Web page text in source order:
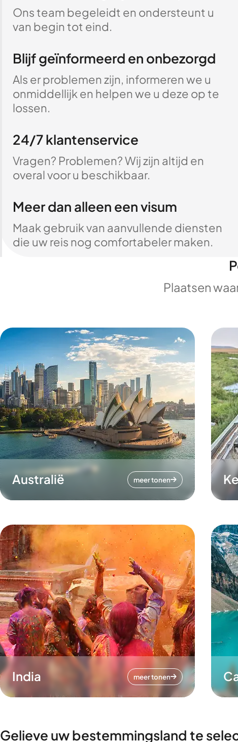
Ons team begeleidt en ondersteunt u
van begin tot eind.
Blijf geïnformeerd en onbezorgd
Als er problemen zijn, informeren we u
onmiddellijk en helpen we u deze op te
lossen.
24/7 klantenservice
Vragen? Problemen? Wij zijn altijd en
overal voor u beschikbaar.
Meer dan alleen een visum
Maak gebruik van aanvullende diensten
die uw reis nog comfortabeler maken.
Plaatsen
Australië meer tonen
India meer tonen
Gelieve uw bestemmingsland te